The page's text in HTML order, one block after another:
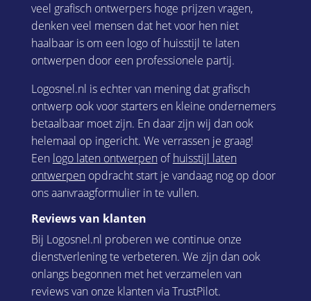
veel grafisch ontwerpers hoge prijzen vragen,
denken veel mensen dat het voor hen niet
haalbaar is om een logo of huisstijl te laten
ontwerpen door een professionele partij.
Logosnel.nl is echter van mening dat grafisch
ontwerp ook voor starters en kleine ondernemers
betaalbaar moet zijn. En daar zijn wij dan ook
helemaal op ingericht. We verrassen je graag!
Een logo laten ontwerpenofhuisstijl laten
ontwerpenopdracht start je vandaag nog op door
ons aanvraagformulier in te vullen.
Reviews van klanten
Bij Logosnel.nl proberen we continue onze
dienstverlening te verbeteren. We zijn dan ook
onlangs begonnen met het verzamelen van
reviews van onze klanten via TrustPilot.